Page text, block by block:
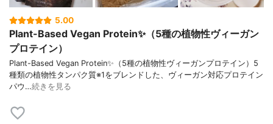
5.00
Plant-Based Vegan Protein✨（5種の植物性ヴィーガン
プロテイン）
Plant-Based Vegan Protein✨（5種の植物性ヴィーガンプロテイン）5
種類の植物性タンパク質※1をブレンドした、ヴィーガン対応プロテイン
パウ…続きを見る